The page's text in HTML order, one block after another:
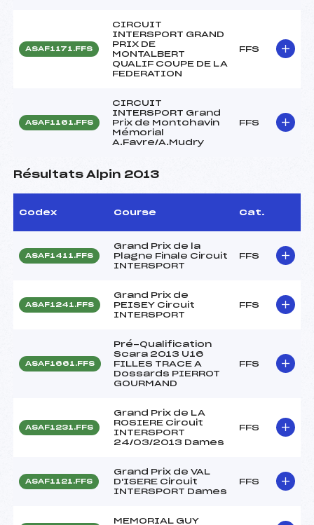
ASAF1171.FFS
CIRCUIT
INTERSPORT GRAND
PRIX DE
MONTALBERT
QUALIF COUPE DE LA
FEDERATION
FFS
ASAF1161.FFS
CIRCUIT
INTERSPORT Grand
Prix de Montchavin
Mémorial
A.Favre/A.Mudry
FFS
Résultats Alpin 2013
Codex Course Cat.
ASAF1411.FFS
Grand Prix de la
Plagne Finale Circuit
INTERSPORT
FFS
ASAF1241.FFS
Grand Prix de
PEISEY Circuit
INTERSPORT
FFS
ASAF1661.FFS
Pré-Qualification
Scara 2013 U16
FILLES TRACE A
Dossards PIERROT
GOURMAND
FFS
ASAF1231.FFS
Grand Prix de LA
ROSIERE Circuit
INTERSPORT
24/03/2013 Dames
FFS
ASAF1121.FFS
Grand Prix de VAL
D'ISERE Circuit
INTERSPORT Dames
FFS
MEMORIAL GUY